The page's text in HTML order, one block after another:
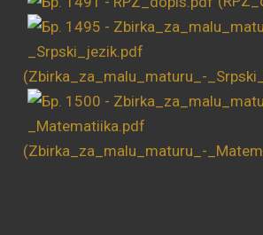
(Zbirka_za_malu_maturu_-
(Zbirka_za_malu_maturu_-